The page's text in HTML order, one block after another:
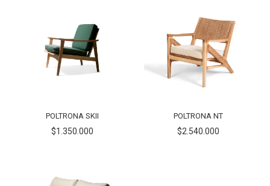
POLTRONA SKII
$1.350.000
POLTRONA NT
$2.540.000